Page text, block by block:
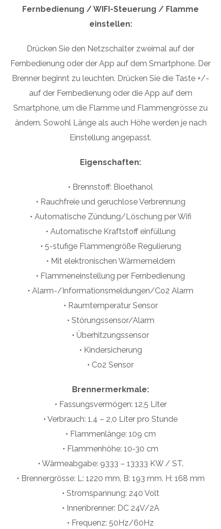
Fernbedienung / WIFI-Steuerung / Flamme
einstellen:
Drücken Sie den Netzschalter zweimal auf der
Fernbedienung oder der App auf dem Smartphone. Der
Brenner beginnt zu leuchten. Drücken Sie die Taste +/-
auf der Fernbedienung oder die App auf dem
Smartphone, um die Flamme und Flammengrösse zu
ändern. Sowohl Länge als auch Höhe werden je nach
Einstellung angepasst.
Eigenschaften:
• Brennstoff: Bioethanol
• Rauchfreie und geruchlose Verbrennung
• Automatische Zündung/Löschung per Wifi
• Automatische Kraftstoff einfüllung
• 5-stufige Flammengröße Regulierung
• Mit elektronischen Wärmemeldern
• Flammeneinstellung per Fernbedienung
• Alarm-/Informationsmeldungen/Co2 Alarm
• Raumtemperatur Sensor
• Störungssensor/Alarm
• Überhitzungssensor
• Kindersicherung
• Co2 Sensor
Brennermerkmale:
• Fassungsvermögen: 12,5 Liter
• Verbrauch: 1,4 – 2,0 Liter pro Stunde
• Flammenlänge: 109 cm
• Flammenhöhe: 10-30 cm
• Wärmeabgabe: 9333 – 13333 KW / ST.
• Brennergrösse: L: 1220 mm, B: 193 mm, H: 168 mm
• Stromspannung: 240 Volt
• Innenbrenner: DC 24V/2A
• Frequenz: 50Hz/60Hz